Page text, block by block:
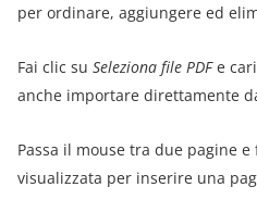
per ordinare, aggiungere ed
Fai clic su Seleziona file PDFe
anche importare direttamente
Passa il mouse tra due pagine e
visualizzata per inserire una